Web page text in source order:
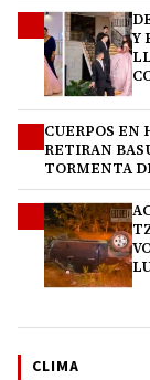
Y
CUERPOS EN
RETIRAN
TORMENTA
CLIMA